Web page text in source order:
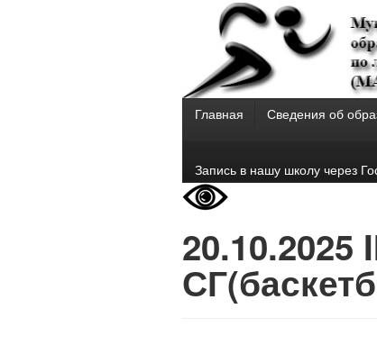
Главная Сведения об
Запись в нашу школу через
20.10.2025